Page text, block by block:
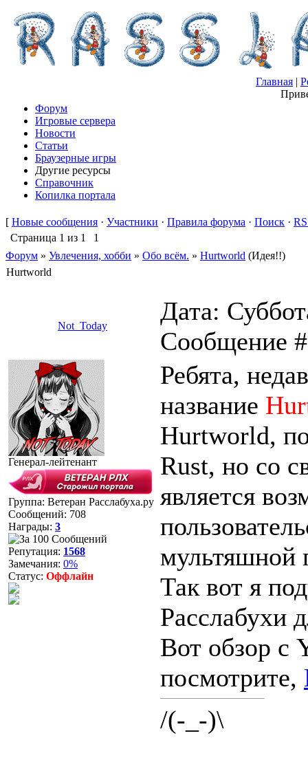
Главная |
Форум
Игровые сервера
Новости
Статьи
Браузерные игры
Другие ресурсы
Справочник
Копилка портала
[ Новые сообщения · Участники · Правила форума · Поиск ·
Страница 1 из 1
1
Форум » Увлечения, хобби » Обо всём. » Hurtworld (Идея!!)
Hurtworld
Not_Today
Дата:
Сообщение
Генерал-лейтенант
Группа: Ветеран Расслабуха.ру
Сообщений: 708
Награды: 3
Репутация: 1568
Замечания: 0%
Статус: Оффлайн
Ребята,
название
Hurtworld,
Rust, но со
является
мультяшной
Так вот я
Расслабухи
Вот обзор с
посмотрите,
/(-_-)\